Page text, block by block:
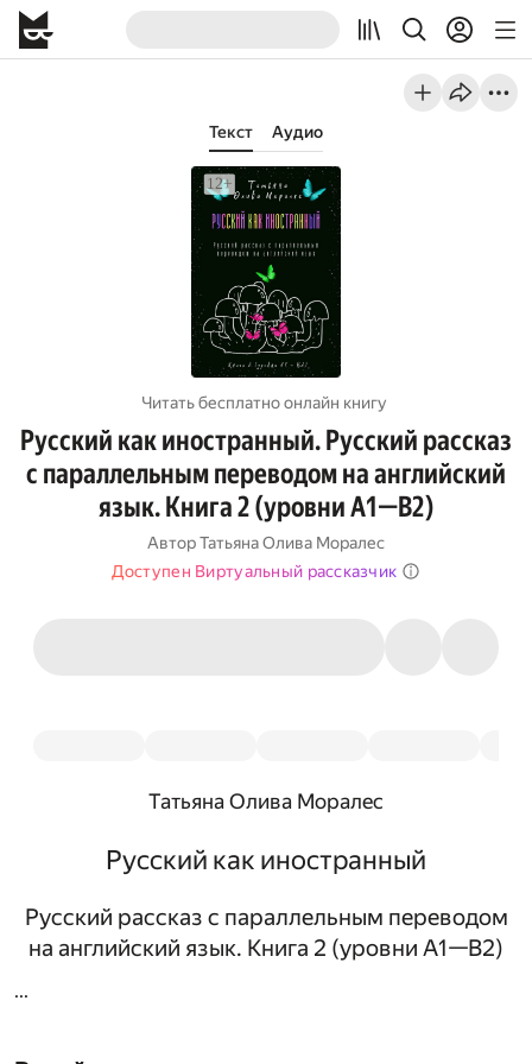
Текст Аудио
Читать бесплатно онлайн книгу
Русский как иностранный. Русский рассказ
с параллельным переводом на английский
язык. Книга 2 (уровни А1—В2)
АвторТатьяна Олива Моралес
Доступен Виртуальный рассказчик
Татьяна Олива Моралес
Русский как иностранный
Русский рассказ с параллельным переводом
на английский язык. Книга 2 (уровни А1—В2)
...